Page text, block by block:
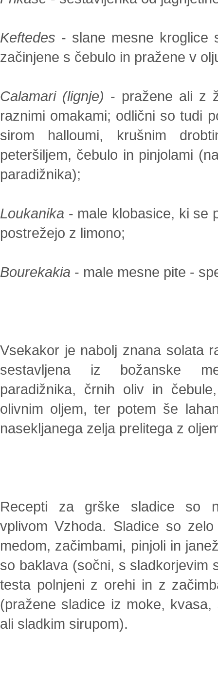
Keftedes - slane mesne kroglice
začinjene s čebulo in pražene v
Calamari (lignje) - pražene ali z
raznimi omakami; odlični so tudi
sirom halloumi, krušnim
peteršiljem, čebulo in pinjolami
paradižnika);
Loukanika - male klobasice, ki se
postrežejo z limono;
Bourekakia - male mesne pite -
Vsekakor je nabolj znana solata
sestavljena iz božanske
paradižnika, črnih oliv in
olivnim oljem, ter potem še
nasekljanega zelja prelitega z
Recepti za grške sladice so
vplivom Vzhoda. Sladice so
medom, začimbami, pinjoli in
so baklava (sočni, s sladkorjevim
testa polnjeni z orehi in z
(pražene sladice iz moke,
ali sladkim sirupom).